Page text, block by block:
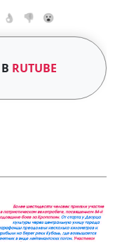
👌 👎 😮
RUTUBE